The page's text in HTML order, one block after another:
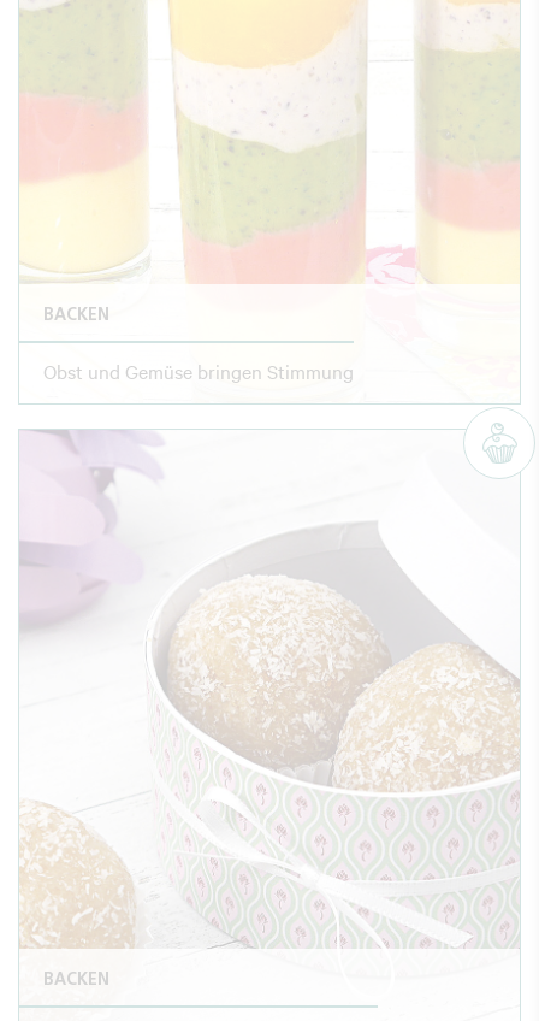
BACKEN
Obst und Gemüse bringen Stimmung
BACKEN